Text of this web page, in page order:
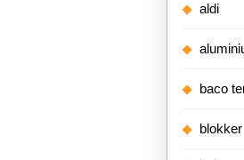
aldi
baco
blokker